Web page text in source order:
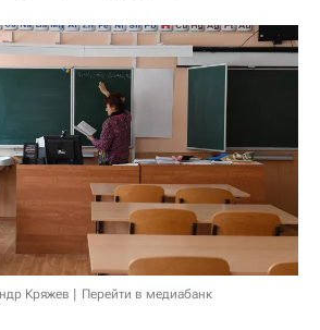
Кряжев Перейти в медиабанк